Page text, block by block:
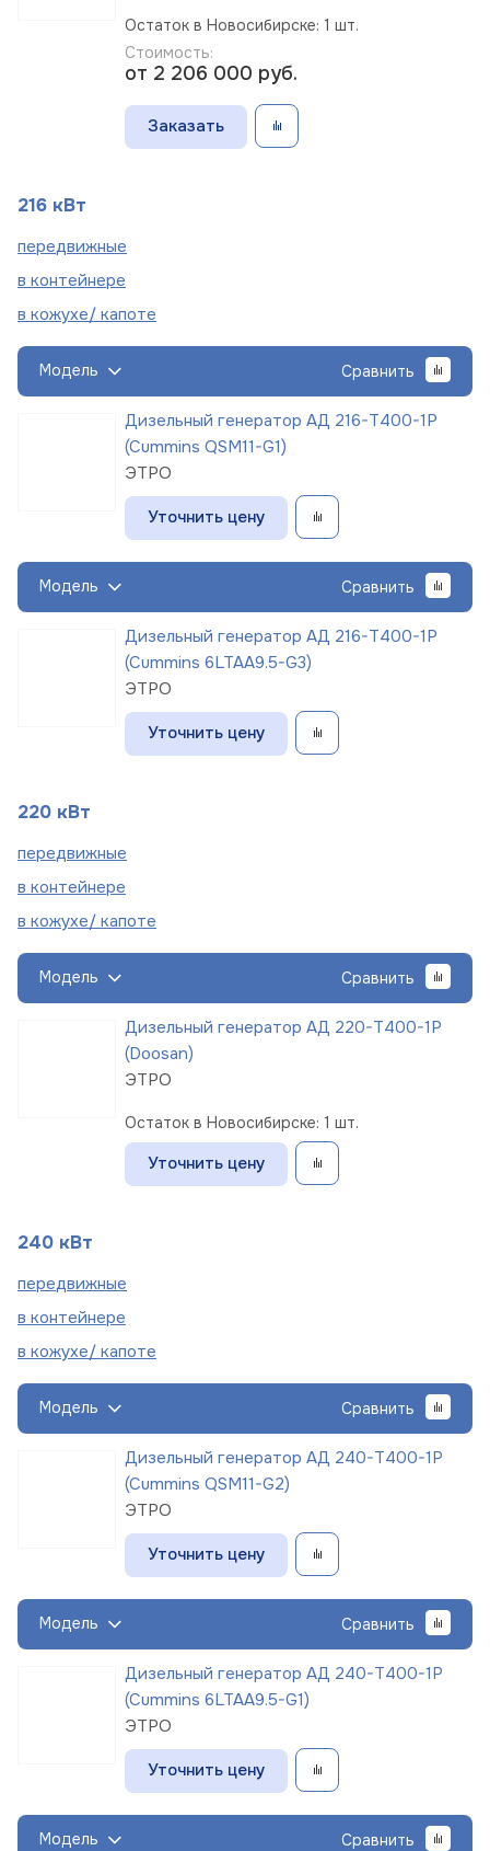
Остаток в Новосибирске: 1 шт.
Стоимость:
от 2 206 000 руб.
Заказать
216 кВт
передвижные
в контейнере
в кожухе/ капоте
Модель Сравнить
Дизельный генератор АД 216-Т400-1Р
(Cummins QSM11-G1)
ЭТРО
Уточнить цену
Модель Сравнить
Дизельный генератор АД 216-Т400-1Р
(Cummins 6LTAA9.5-G3)
ЭТРО
Уточнить цену
220 кВт
передвижные
в контейнере
в кожухе/ капоте
Модель Сравнить
Дизельный генератор АД 220-Т400-1Р
(Doosan)
ЭТРО
Остаток в Новосибирске: 1 шт.
Уточнить цену
240 кВт
передвижные
в контейнере
в кожухе/ капоте
Модель Сравнить
Дизельный генератор АД 240-Т400-1Р
(Cummins QSM11-G2)
ЭТРО
Уточнить цену
Модель Сравнить
Дизельный генератор АД 240-Т400-1Р
(Cummins 6LTAA9.5-G1)
ЭТРО
Уточнить цену
Модель Сравнить